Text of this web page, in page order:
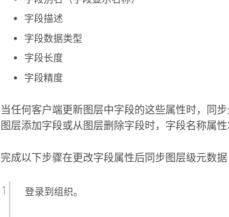
字段描述
字段数据类型
字段长度
字段精度
当任何客户端更新图层中字段的这些属性时，同
图层添加字段或从图层删除字段时，字段名称属性
完成以下步骤在更改字段属性后同步图层级元数据
登录到组织。